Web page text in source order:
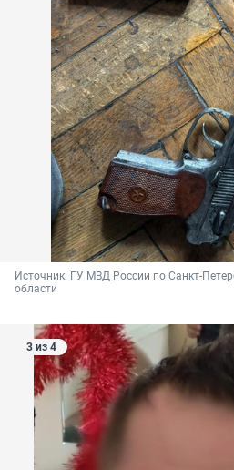
Источник: ГУ МВД России по Санкт-
области
3 из 4